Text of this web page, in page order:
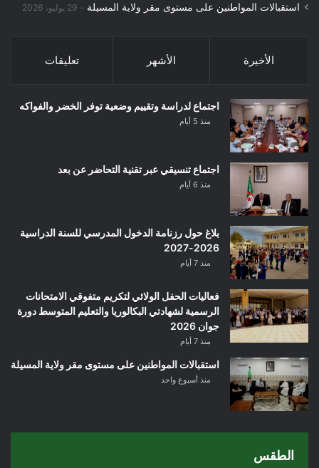
استقبالات المواطنين على مستوى مقر ولاية المسيلة 29 يوليو، 2026
الأخيرة الأشهر تعليقات
اجتماع لدراسة وتقييم وضعية توفر الخضر والفواكه
منذ 5 أيام
اجتماع تنسيقي عبر تقنية التحاضر عن بعد
منذ 6 أيام
بلاغ حول رزنامة الدخول المدرسي للسنة الدراسية
2026-2027
منذ 7 أيام
فعاليات الحفل الولائي لتكريم متفوقي الامتحانات
الرسمية لشهادتي البكالوريا والتعليم المتوسط دورة
جوان 2026
منذ 7 أيام
استقبالات المواطنين على مستوى مقر ولاية المسيلة
منذ أسبوع واحد
الطقس